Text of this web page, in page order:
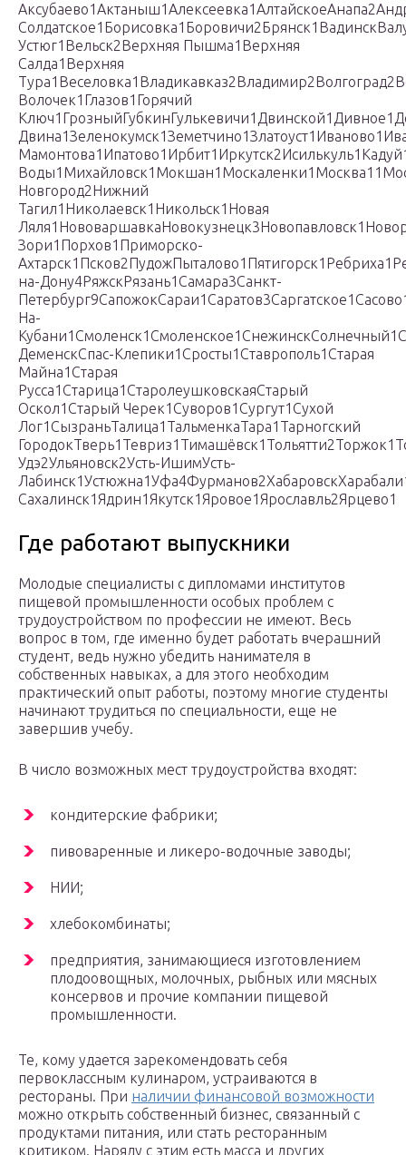
Устюг1Вельск2Верхняя Пышма1Верхняя
Салда1Верхняя
Волочек1Глазов1Горячий
Новгород2Нижний
Тагил1Николаевск1Никольск1Новая
Зори1Порхов1Приморско-
на-Дону4РяжскРязань1Самара3Санкт-
На-
ДеменскСпас-Клепики1Сросты1Ставрополь1Старая
Майна1Старая
Русса1Старица1СтаролеушковскаяСтарый
Оскол1Старый Черек1Суворов1Сургут1Сухой
Лог1СызраньТалица1ТальменкаТара1Тарногский
Удэ2Ульяновск2Усть-ИшимУсть-
Сахалинск1Ядрин1Якутск1Яровое1Ярославль2Ярцево1
Где работают выпускники
Молодые специалисты с дипломами институтов
пищевой промышленности особых проблем с
трудоустройством по профессии не имеют. Весь
вопрос в том, где именно будет работать вчерашний
студент, ведь нужно убедить нанимателя в
собственных навыках, а для этого необходим
практический опыт работы, поэтому многие студенты
начинают трудиться по специальности, еще не
завершив учебу.
В число возможных мест трудоустройства входят:
кондитерские фабрики;
пивоваренные и ликеро-водочные заводы;
НИИ;
хлебокомбинаты;
предприятия, занимающиеся изготовлением
плодоовощных, молочных, рыбных или мясных
консервов и прочие компании пищевой
промышленности.
Те, кому удается зарекомендовать себя
первоклассным кулинаром, устраиваются в
рестораны. При наличии финансовой возможности
можно открыть собственный бизнес, связанный с
продуктами питания, или стать ресторанным
критиком. Наряду с этим есть масса и других